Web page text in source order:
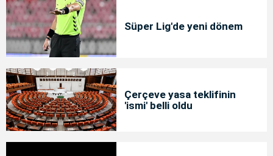
Süper Lig'de yeni dönem
Çerçeve yasa teklifinin
'ismi' belli oldu